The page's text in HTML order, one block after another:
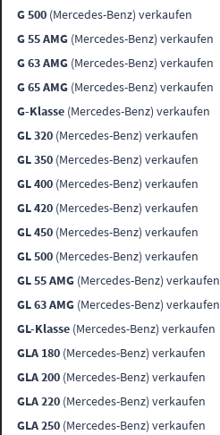
G 500 (Mercedes-Benz) verkaufen
G 55 AMG (Mercedes-Benz) verkaufen
G 63 AMG (Mercedes-Benz) verkaufen
G 65 AMG (Mercedes-Benz) verkaufen
G-Klasse (Mercedes-Benz) verkaufen
GL 320 (Mercedes-Benz) verkaufen
GL 350 (Mercedes-Benz) verkaufen
GL 400 (Mercedes-Benz) verkaufen
GL 420 (Mercedes-Benz) verkaufen
GL 450 (Mercedes-Benz) verkaufen
GL 500 (Mercedes-Benz) verkaufen
GL 55 AMG (Mercedes-Benz) verkaufen
GL 63 AMG (Mercedes-Benz) verkaufen
GL-Klasse (Mercedes-Benz) verkaufen
GLA 180 (Mercedes-Benz) verkaufen
GLA 200 (Mercedes-Benz) verkaufen
GLA 220 (Mercedes-Benz) verkaufen
GLA 250 (Mercedes-Benz) verkaufen